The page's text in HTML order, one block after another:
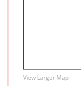
View Larger Map